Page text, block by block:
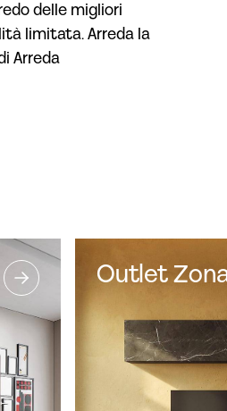
delle migliori
limitata. Arreda la
Arreda
Outlet